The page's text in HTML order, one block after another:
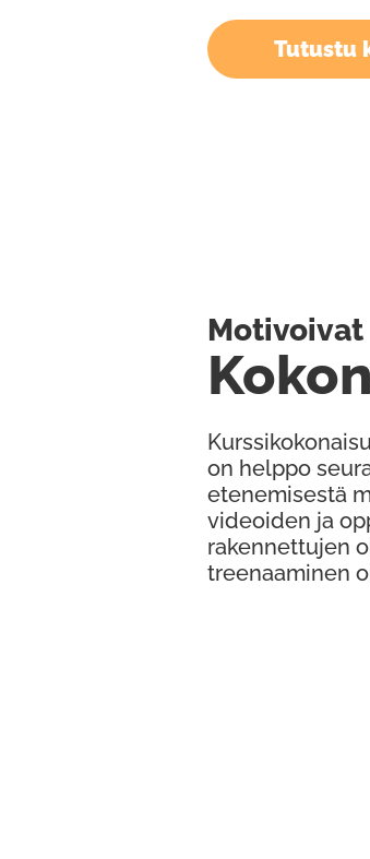
Tutustu
on helppo
etenemisestä
videoiden ja
rakennettujen
treenaaminen
Motivoivat